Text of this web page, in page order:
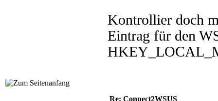
Kontrollier doch
Eintrag für den
Re: Connect2WSUS